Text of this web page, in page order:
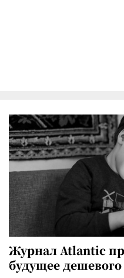
Журнал Atlantic
будущее